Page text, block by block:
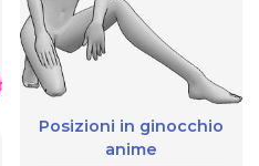
Posizioni in ginocchio
anime